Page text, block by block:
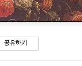
공유하기